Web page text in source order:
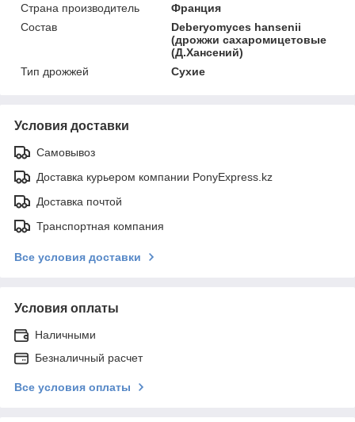
Страна производитель
Франция
Состав
Deberyomyces hansenii
(дрожжи сахаромицетовые
(Д.Хансений)
Тип дрожжей
Сухие
Условия доставки
Самовывоз
Доставка курьером компании PonyExpress.kz
Доставка почтой
Транспортная компания
Все условия доставки
Условия оплаты
Наличными
Безналичный расчет
Все условия оплаты